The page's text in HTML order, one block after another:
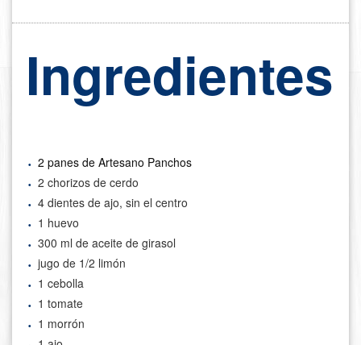
Ingredientes
2 panes de Artesano Panchos
2 chorizos de cerdo
4 dientes de ajo, sin el centro
1 huevo
300 ml de aceite de girasol
jugo de 1/2 limón
1 cebolla
1 tomate
1 morrón